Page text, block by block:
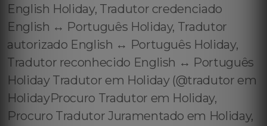
English Holiday, Tradutor credenciado
English ↔️ Português Holiday, Tradutor
autorizado English ↔️ Português Holiday,
Tradutor reconhecido English ↔️ Português
Holiday Tradutor em Holiday (@tradutor em
HolidayProcuro Tradutor em Holiday,
Procuro Tradutor Juramentado em Holiday,